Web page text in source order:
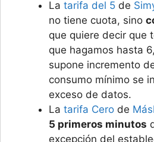
La tarifa del 5 de
no tiene cuota, sino
que quiere decir que
que hagamos hasta
supone incremento
consumo mínimo se
exceso de datos.
La tarifa Cero de
5 primeros minutos
excepción del